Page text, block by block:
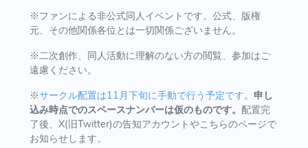
※ファンによる非公式同人イベントです。公式、版権
元、その他関係各位とは一切関係ございません。
※二次創作、同人活動に理解のない方の閲覧、参加はご
遠慮ください。
※サークル配置は11月下旬に手動で行う予定です。 申し
込み時点でのスペースナンバーは仮のものです。 配置完
了後、X(旧Twitter)の告知アカウントやこちらのページで
お知らせします。